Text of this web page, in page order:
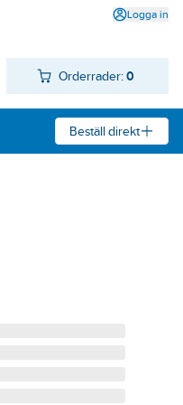
Logga in
Orderrader: 0
Beställ direkt